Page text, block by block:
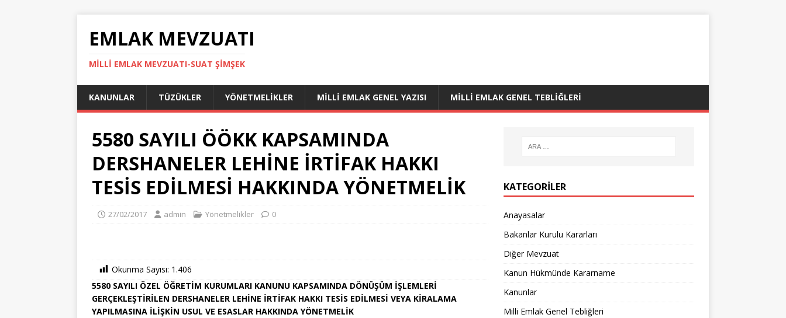
EMLAK MEVZUATI
MILLI EMLAK MEVZUATI-SUAT ŞİMŞEK
KANUNLAR TÜZÜKLER YÖNETMELIKLER MILLI EMLAK GENEL YAZISI MILLI EMLAK GENEL TEBLIĞLERI
5580 SAYILI ÖÖKK KAPSAMINDA
DERSHANELER LEHİNE İRTİFAK HAKKI
TESİS EDİLMESİ HAKKINDA YÖNETMELİK
27/02/2017 admin Yönetmelikler 0
Okunma Sayısı: 1.406
5580 SAYILI ÖZEL ÖĞRETİM KURUMLARI KANUNU KAPSAMINDA DÖNÜŞÜM İŞLEMLERİ
GERÇEKLEŞTİRİLEN DERSHANELER LEHİNE İRTİFAK HAKKI TESİS EDİLMESİ VEYA KİRALAMA
YAPILMASINA İLİŞKİN USUL VE ESASLAR HAKKINDA YÖNETMELİK
KATEGORILER
Anayasalar
Bakanlar Kurulu Kararları
Diğer Mevzuat
Kanun Hükmünde Kararname
Kanunlar
Milli Emlak Genel Tebliğleri